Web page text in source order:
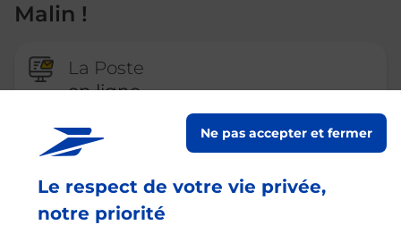
Le respect de votre vie privée,
notre priorité
Ne pas accepter et fermer
Malin !
La Poste
en ligne
Ouvert 24h/24